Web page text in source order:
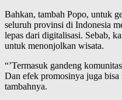
Bahkan, tambah Popo, untuk
seluruh provinsi di Indonesia
lepas dari digitalisasi. Sebab,
untuk menonjolkan wisata.
“’Termasuk gandeng
Dan efek promosinya juga
tambahnya.